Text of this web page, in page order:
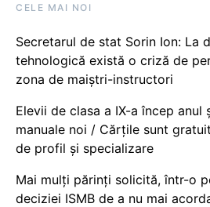
CELE MAI NOI
Secretarul de stat Sorin Ion: La
tehnologică există o criză de
zona de maiștri-instructori
Elevii de clasa a IX-a încep
manuale noi / Cărțile sunt
de profil și specializare
Mai mulți părinți solicită, într-o
deciziei ISMB de a nu mai